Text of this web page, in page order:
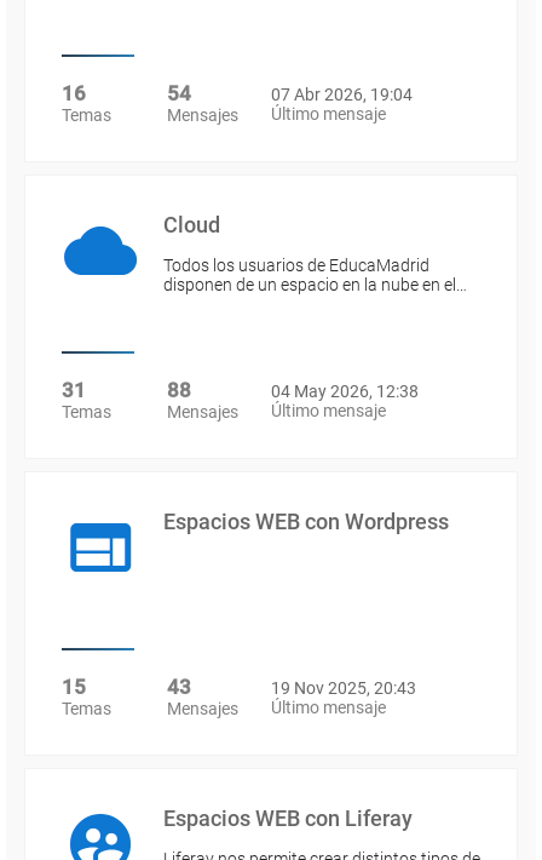
16
Temas
54
Mensajes
07 Abr 2026, 19:04
Último mensaje
Cloud
Todos los usuarios de EducaMadrid
disponen de un espacio en la nube en el…
31
Temas
88
Mensajes
04 May 2026, 12:38
Último mensaje
Espacios WEB con Wordpress
15
Temas
43
Mensajes
19 Nov 2025, 20:43
Último mensaje
Espacios WEB con Liferay